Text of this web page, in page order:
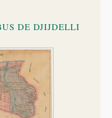
DE DJIJDELLI